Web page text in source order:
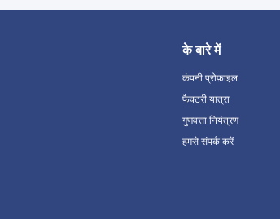
के बारे में
कंपनी प्रोफ़ाइल
फैक्टरी यात्रा
गुणवत्ता नियंत्रण
हमसे संपर्क करें